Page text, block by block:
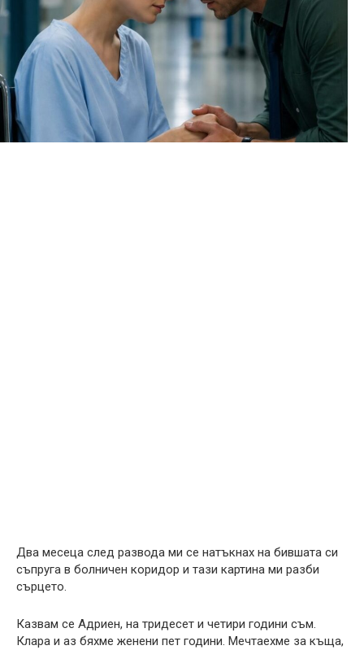
Два месеца след развода ми се натъкнах на бившата си
съпруга в болничен коридор и тази картина ми разби
сърцето.
Казвам се Адриен, на тридесет и четири години съм.
Клара и аз бяхме женени пет години. Мечтаехме за къща,